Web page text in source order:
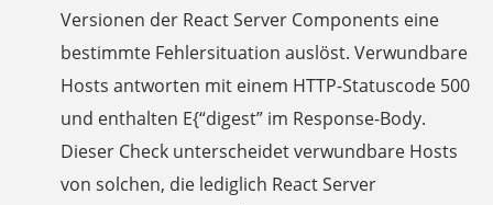
Versionen der React Server Components eine
bestimmte Fehlersituation auslöst. Verwundbare
Hosts antworten mit einem HTTP-Statuscode 500
und enthalten E{“digest” im Response-Body.
Dieser Check unterscheidet verwundbare Hosts
von solchen, die lediglich React Server